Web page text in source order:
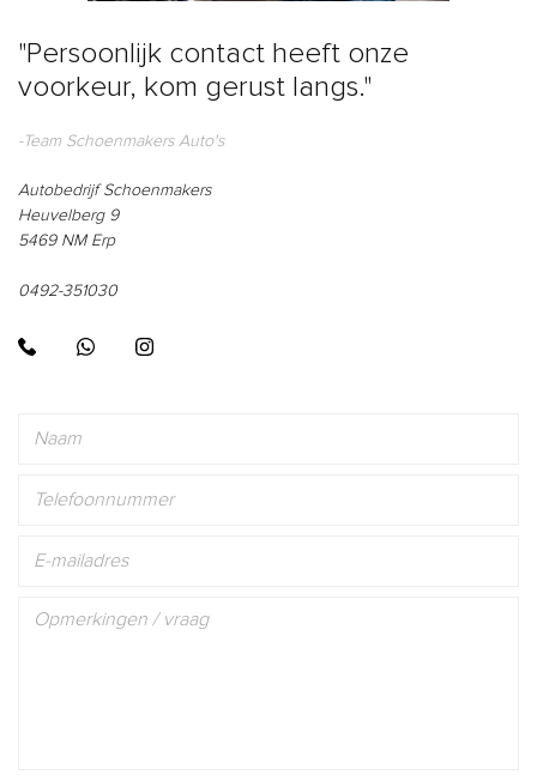
"Persoonlijk contact heeft onze
voorkeur, kom gerust langs."
-Team Schoenmakers Auto's
Autobedrijf Schoenmakers
Heuvelberg 9
5469 NM Erp
0492-351030